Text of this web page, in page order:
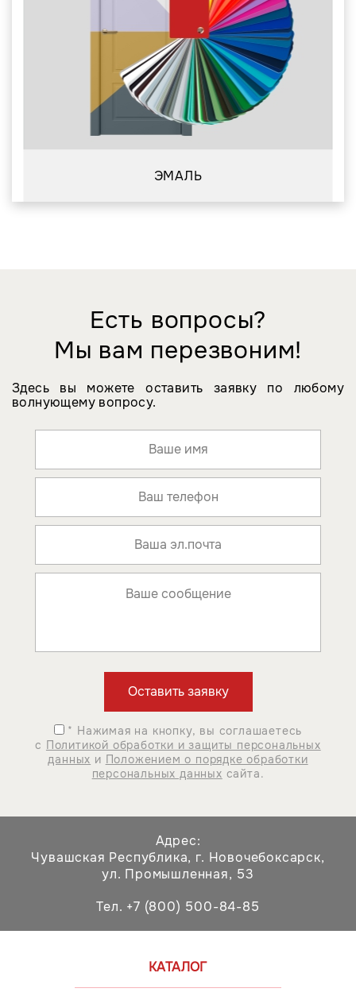
ЭМАЛЬ
Есть вопросы?
Мы вам перезвоним!
Здесь вы можете оставить заявку по любому
волнующему вопросу.
* Нажимая на кнопку, вы соглашаетесь
с Политикой обработки и защиты персональных
данных и Положением о порядке обработки
персональных данных сайта.
Адрес:
Чувашская Республика, г. Новочебоксарск,
ул. Промышленная, 53
Тел. +7 (800) 500-84-85
КАТАЛОГ